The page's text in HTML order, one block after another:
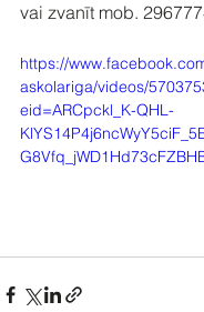
vai zvanīt mob.
https://
askolariga/videos/
eid=ARCpckl_K-QHL-